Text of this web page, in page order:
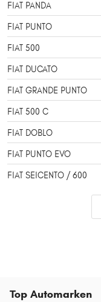
FIAT PANDA
FIAT PUNTO
FIAT 500
FIAT DUCATO
FIAT GRANDE PUNTO
FIAT 500 C
FIAT DOBLO
FIAT PUNTO EVO
FIAT SEICENTO / 600
Top Automarken